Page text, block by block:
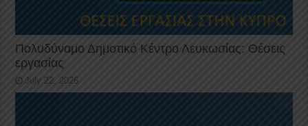
Πολυδύναμο Δημοτικό Κέντρο Λευκωσίας: Θέσεις
εργασίας
July 22, 2026